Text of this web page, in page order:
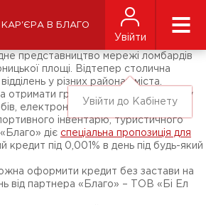
КАР'ЄРА В БЛАГО
Увійти
Увійти до Кабінету
представництво мережі ломбардів
площі. Відтепер столична
у різних районах міста.
грошові кошти під заставу
електроніки, побутової техніки, а
інвентарю, туристичного
діє спеціальна пропозиція для
кредит під 0,001% в день під будь-який
оформити кредит без застави на
від партнера «Благо» – ТОВ «Бі Ел